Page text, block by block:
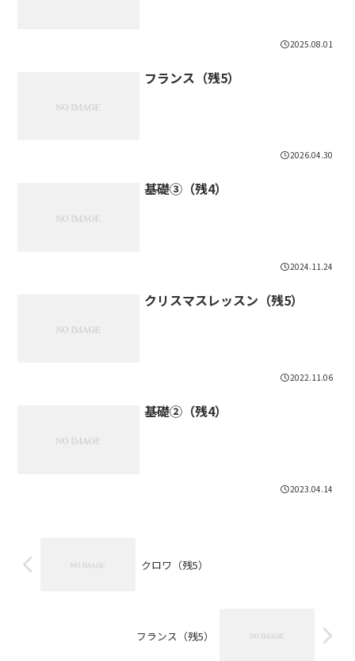
2025.08.01
フランス（残5）
2026.04.30
基礎③（残4）
2024.11.24
クリスマスレッスン（残5）
2022.11.06
基礎②（残4）
2023.04.14
クロワ（残5）
フランス（残5）